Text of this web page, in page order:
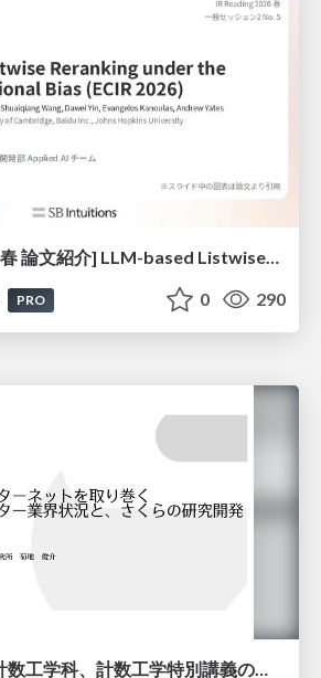
[IR Reading 2026春 論文紹介] LLM-based Listwise Reranking under the Effect of Positional Bias (ECIR 2026) /IR-Reading-2026-Spring
PRO 0 290